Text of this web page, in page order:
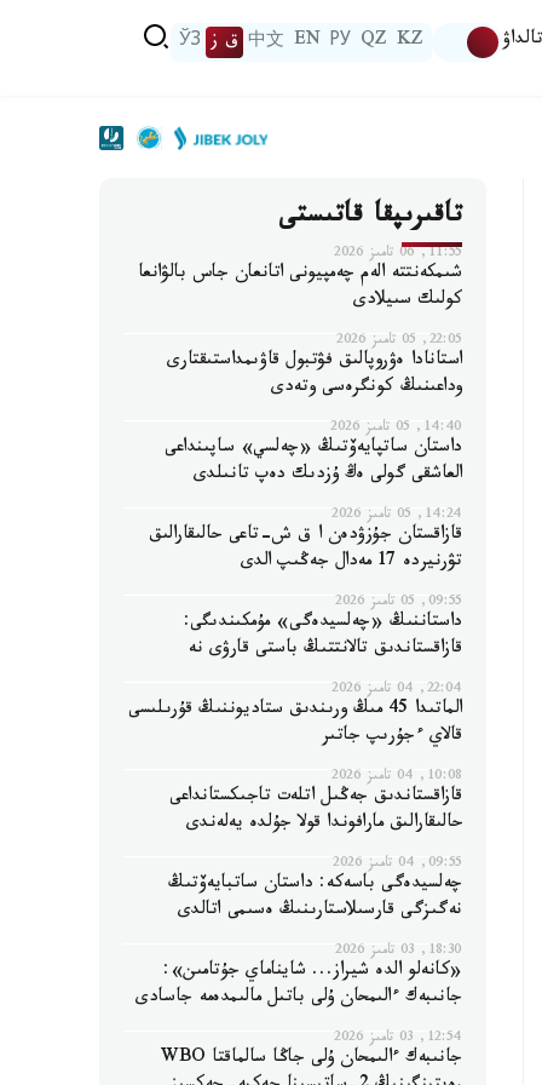
تالداۋ KZ
QZ
РУ
EN
中文 ق ز ЎЗ
تاقىرىپقا قاتىستى
11:55, 06 تامىز 2026
شىمكەنتتە الەم چەمپيونى اتانعان جاس بالۋانعا
كولىك سىيلادى
22:05, 05 تامىز 2026
استانادا ەۋروپالىق فۋتبول قاۋىمداستىقتارى
وداعىنىڭ كونگرەسى وتەدى
14:40, 05 تامىز 2026
داستان ساتپايەۆتىڭ «چەلسي» ساپىنداعى
العاشقى گولى ەڭ ۇزدىك دەپ تانىلدى
14:24, 05 تامىز 2026
قازاقستان جۇزۋدەن ا ق ش-تاعى حالىقارالىق
تۋرنيردە 17 مەدال جەڭىپ الدى
09:55, 05 تامىز 2026
داستاننىڭ «چەلسيدەگى» مۇمكىندىگى:
قازاقستاندىق تالانتتىڭ باستى قارۋى نە
22:04, 04 تامىز 2026
الماتىدا 45 مىڭ ورىندىق ستاديوننىڭ قۇرىلىسى
قالاي ءجۇرىپ جاتىر
10:08, 04 تامىز 2026
قازاقستاندىق جەڭىل اتلەت تاجىكستانداعى
حالىقارالىق مارافوندا قولا جۇلدە يەلەندى
09:55, 04 تامىز 2026
چەلسيدەگى باسەكە: داستان ساتبايەۆتىڭ
نەگىزگى قارسىلاستارىنىڭ ەسىمى اتالدى
18:30, 03 تامىز 2026
«كانەلو الدە شيراز... شايناماي جۇتامىن»:
جانىبەك ءالىمحان ۇلى باتىل مالىمدەمە جاسادى
12:54, 03 تامىز 2026
جانىبەك ءالىمحان ۇلى جاڭا سالماقتا WBO